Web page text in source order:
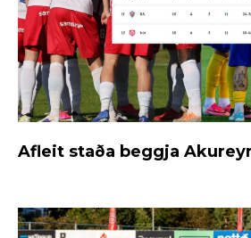
Afleit staða beggja